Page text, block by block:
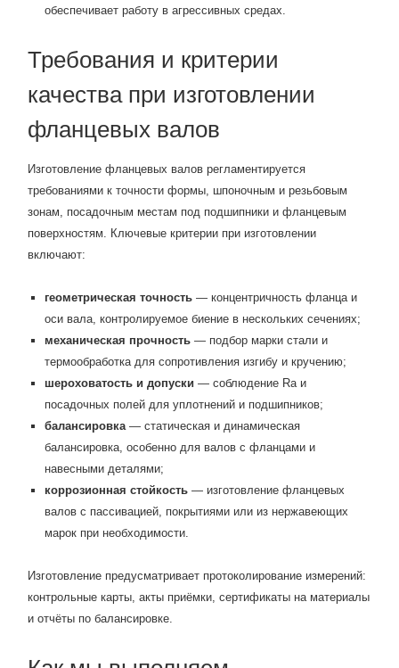
обеспечивает работу в агрессивных средах.
Требования и критерии
качества при изготовлении
фланцевых валов
Изготовление фланцевых валов регламентируется
требованиями к точности формы, шпоночным и резьбовым
зонам, посадочным местам под подшипники и фланцевым
поверхностям. Ключевые критерии при изготовлении
включают:
геометрическая точность — концентричность фланца и
оси вала, контролируемое биение в нескольких сечениях;
механическая прочность — подбор марки стали и
термообработка для сопротивления изгибу и кручению;
шероховатость и допуски — соблюдение Ra и
посадочных полей для уплотнений и подшипников;
балансировка— статическая и динамическая
балансировка, особенно для валов с фланцами и
навесными деталями;
коррозионная стойкость — изготовление фланцевых
валов с пассивацией, покрытиями или из нержавеющих
марок при необходимости.
Изготовление предусматривает протоколирование измерений:
контрольные карты, акты приёмки, сертификаты на материалы
и отчёты по балансировке.